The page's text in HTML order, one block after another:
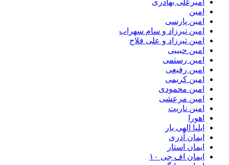
امیرعلی بهادری
امین
امین پارسی
امین تیرزاد و سام سهراب
امین تیرزاد و علی فلاح
امین حبیبی
امین رستمی
امین رفیعی
امین کریمی
امین محمودی
امین مرعشی
امین ناریت
اهورا
ایلیا الهی یار
ایمان آذری
ایمان استار
ایمان اف جی ۱۰